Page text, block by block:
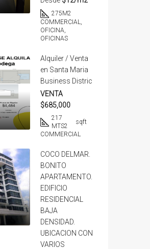
275M2
COMMERCIAL,
OFICINA,
OFICINAS
Alquiler / Venta
en Santa Maria
Business Distric
VENTA
$685,000
217
MTS2
sqft
COMMERCIAL
COCO DELMAR.
BONITO
APARTAMENTO.
EDIFICIO
RESIDENCIAL
BAJA
DENSIDAD.
UBICACION CON
VARIOS